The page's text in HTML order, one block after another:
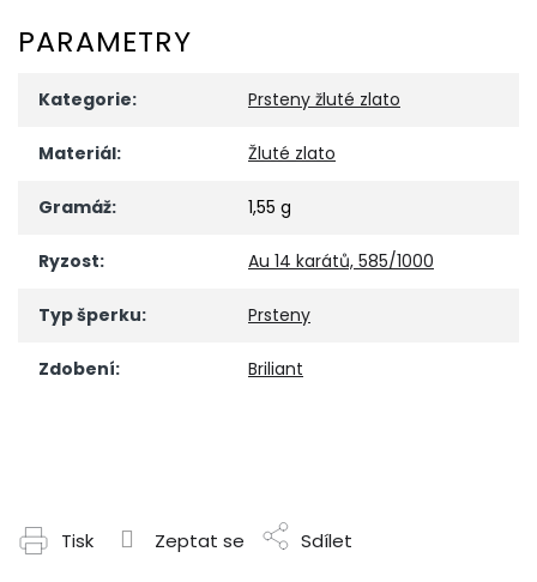
PARAMETRY
Kategorie: Prsteny žluté zlato
Materiál: Žluté zlato
Gramáž: 1,55 g
Ryzost: Au 14 karátů, 585/1000
Typ šperku: Prsteny
Zdobení: Briliant
Tisk Zeptat se Sdílet